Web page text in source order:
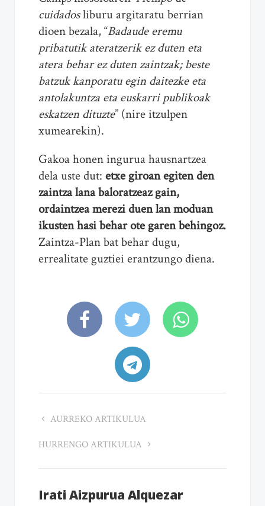
cuidadosliburu argitaratu berrian
dioen bezala, “Badaude eremu
pribatutik ateratzerik ez duten eta
atera behar ez duten zaintzak; beste
batzuk kanporatu egin daitezke eta
antolakuntza eta euskarri publikoak
eskatzen dituzte” (nire itzulpen
xumearekin).
Gakoa honen ingurua hausnartzea
dela uste dut: etxe giroan egiten den
zaintza lana baloratzeaz gain,
ordaintzea merezi duen lan moduan
ikusten hasi behar ote garen behingoz.
Zaintza-Plan bat behar dugu,
errealitate guztiei erantzungo diena.
AURREKO ARTIKULUA
HURRENGO ARTIKULUA
Irati Aizpurua Alquezar